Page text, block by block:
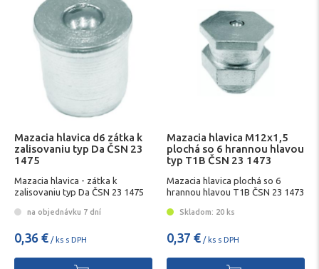
Mazacia hlavica d6 zátka k
zalisovaniu typ Da ČSN 23
1475
Mazacia hlavica - zátka k
zalisovaniu typ Da ČSN 23 1475
na objednávku 7 dní
0,36 € / ks s DPH
Mazacia hlavica M12x1,5
plochá so 6 hrannou hlavou
typ T1B ČSN 23 1473
Mazacia hlavica plochá so 6
hrannou hlavou T1B ČSN 23 1473
Skladom: 20 ks
0,37 € / ks s DPH